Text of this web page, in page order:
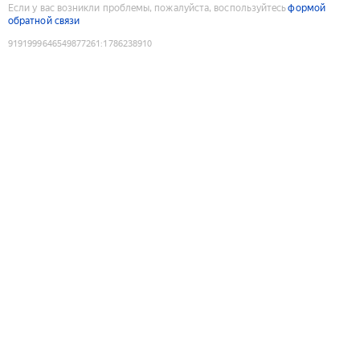
Если у вас возникли проблемы, пожалуйста, воспользуйтесьформой
обратной связи
9191999646549877261 :1786238910